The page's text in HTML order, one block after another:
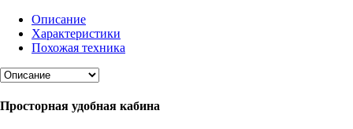
Описание
Характеристики
Похожая техника
Просторная удобная кабина